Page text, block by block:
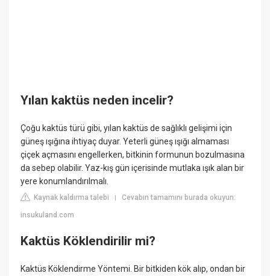
Yılan kaktüs neden incelir?
Çoğu kaktüs türü gibi, yılan kaktüs de sağlıklı gelişimi için
güneş ışığına ihtiyaç duyar. Yeterli güneş ışığı almaması
çiçek açmasını engellerken, bitkinin formunun bozulmasına
da sebep olabilir. Yaz-kış gün içerisinde mutlaka ışık alan bir
yere konumlandırılmalı.
Kaynak kaldırma talebi |Cevabın tamamını burada okuyun:
insukuland.com
Kaktüs Köklendirilir mi?
Kaktüs Köklendirme Yöntemi. Bir bitkiden kök alıp, ondan bir